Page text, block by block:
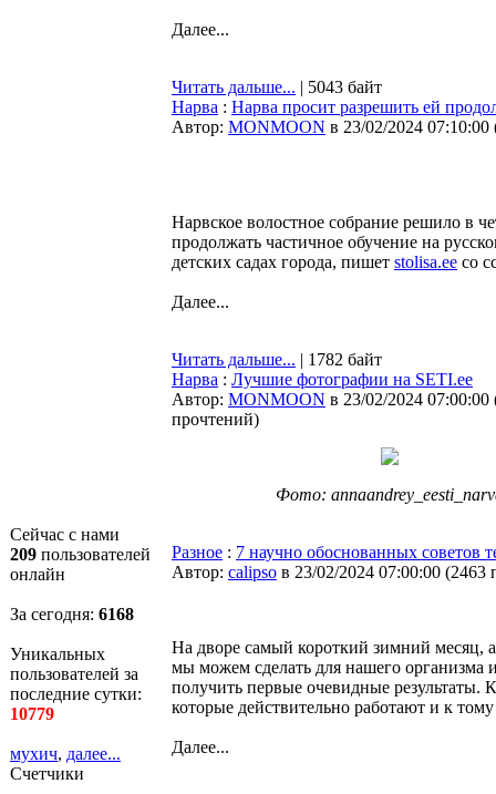
Сейчас с нами
209 пользователей
онлайн
За сегодня: 6168
Уникальных
пользователей за
последние сутки:
10779
мухич, далее...
Счетчики
Далее...
Читать дальше... | 5043 байт
Нарва : Нарва просит разрешить ей
Автор: MONMOON в 23/02/2024 07:10:00
Нарвское волостное собрание решило в
продолжать частичное обучение на
детских садах города, пишет stolisa.ee со
Далее...
Читать дальше... | 1782 байт
Нарва : Лучшие фотографии на SETI.ee
Автор: MONMOON в 23/02/2024 07:00:00
прочтений)
Фото:
Разное : 7 научно обоснованных советов
Автор: calipso в 23/02/2024 07:00:00 (2463
На дворе самый короткий зимний месяц,
мы можем сделать для нашего организма
получить первые очевидные результаты.
которые действительно работают и к
Далее...